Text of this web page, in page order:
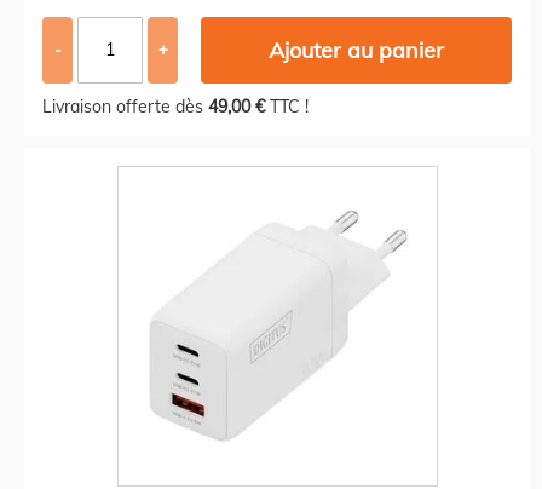
- + Ajouter au panier
Livraison offerte dès 49,00 €TTC !